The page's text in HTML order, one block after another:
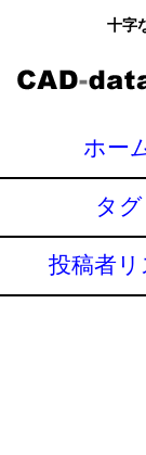
十字
ホー
タグ
投稿者リ